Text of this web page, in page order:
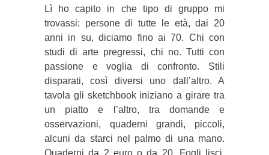
Lì ho capito in che tipo di gruppo mi
trovassi: persone di tutte le età, dai 20
anni in su, diciamo fino ai 70. Chi con
studi di arte pregressi, chi no. Tutti con
passione e voglia di confronto. Stili
disparati, così diversi uno dall’altro. A
tavola gli sketchbook iniziano a girare tra
un piatto e l’altro, tra domande e
osservazioni, quaderni grandi, piccoli,
alcuni da starci nel palmo di una mano.
Quaderni da 2 euro o da 20. Fogli lisci,